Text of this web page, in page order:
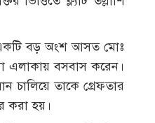
একটি বড় অংশ আসত মোঃ
এলাকায় বসবাস করেন।
চালিয়ে তাকে গ্রেফতার
করা হয়।